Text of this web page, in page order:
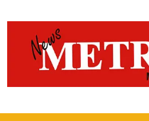
to
content